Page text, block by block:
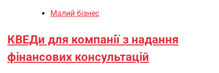
Малий бізнес
КВЕДи для компанії з надання
фінансових консультацій